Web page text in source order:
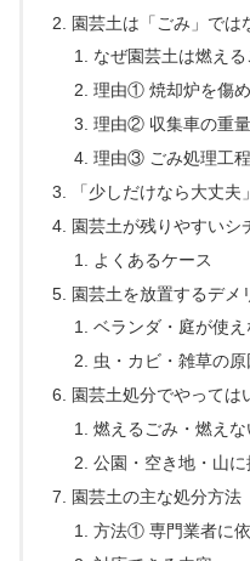
園芸土は「ごみ」では
なぜ園芸土は燃え
理由① 焼却炉を傷
理由② 収集車の重
理由③ ごみ処理工
「少しだけなら大丈夫
園芸土が残りやすいシ
よくあるケース
園芸土を放置するデメ
ベランダ・庭が使え
虫・カビ・雑草の原
園芸土処分でやっては
燃えるごみ・燃え
公園・空き地・山に
園芸土の主な処分方法
方法① 専門業者に依